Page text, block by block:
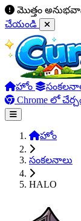
మొత్తం
చేయండి
హోం
Chrome లో
హోం
సంకలనాలు
HALO